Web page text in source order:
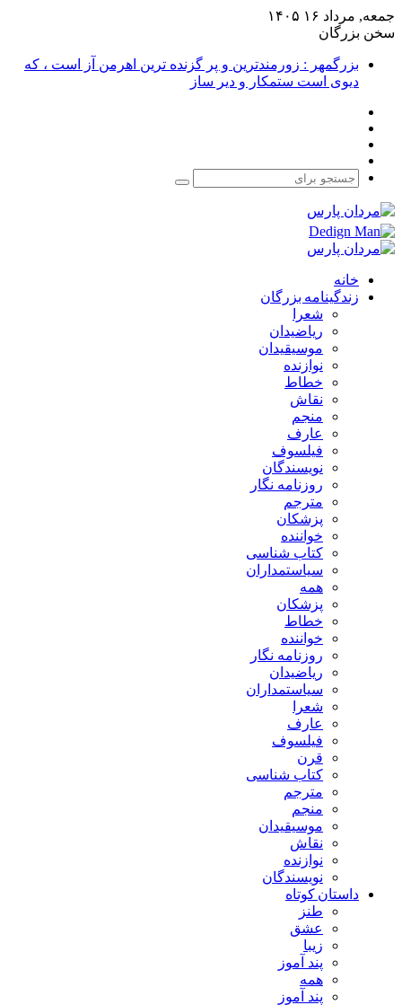
جمعه, مرداد ۱۶ ۱۴۰۵
سخن بزرگان
بزرگمهر : زورمندترین و پر گزنده ترین اهرمن آز است ، که
دیوی است ستمکار و دیر ساز
جستجو
خانه
زندگینامه بزرگان
شعرا
ریاضیدان
موسیقیدان
نوازنده
خطاط
نقاش
منجم
عارف
فیلسوف
نویسندگان
روزنامه نگار
مترجم
پزشکان
خواننده
کتاب شناسی
سیاستمداران
همه
پزشکان
خطاط
خواننده
روزنامه نگار
ریاضیدان
سیاستمداران
شعرا
عارف
فیلسوف
قرن
کتاب شناسی
مترجم
منجم
موسیقیدان
نقاش
نوازنده
نویسندگان
داستان کوتاه
طنز
عشق
زیبا
پند آموز
همه
پند آموز